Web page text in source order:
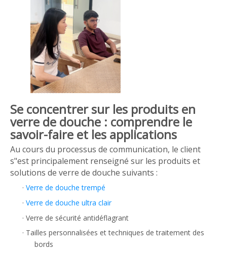
Se concentrer sur les produits en
verre de douche : comprendre le
savoir-faire et les applications
Au cours du processus de communication, le client
s"est principalement renseigné sur les produits et
solutions de verre de douche suivants :
· Verre de douche trempé
· Verre de douche ultra clair
· Verre de sécurité antidéflagrant
· Tailles personnalisées et techniques de traitement des
bords